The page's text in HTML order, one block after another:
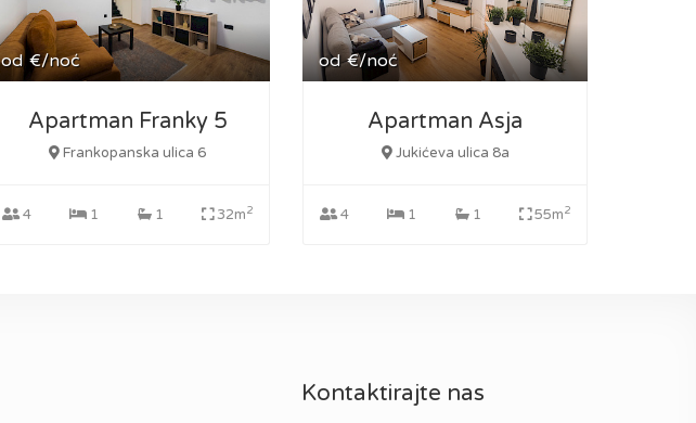
od €/noć
Apartman Franky 5
Frankopanska ulica 6
4 1 1 32m2
od €/noć
Apartman Asja
Jukićeva ulica 8a
4 1 1 55m2
Kontaktirajte nas